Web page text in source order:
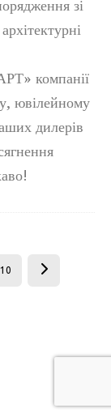
зі
компанії
ювілейному
дилерів
10